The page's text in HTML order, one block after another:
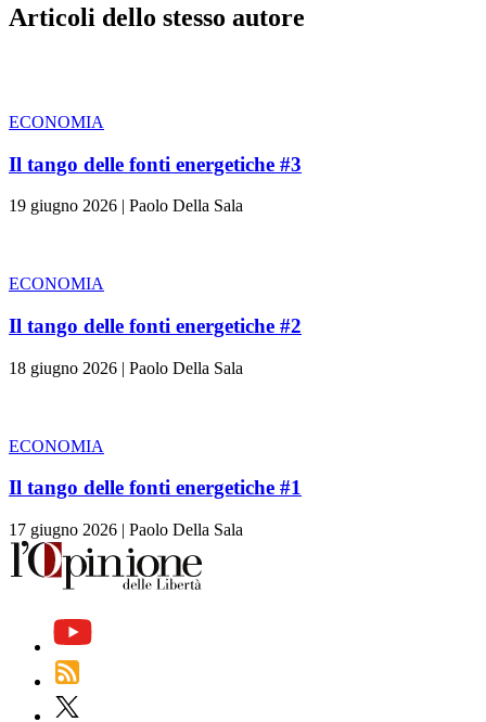
Articoli dello stesso autore
ECONOMIA
Il tango delle fonti energetiche #3
19 giugno 2026 | Paolo Della Sala
ECONOMIA
Il tango delle fonti energetiche #2
18 giugno 2026 | Paolo Della Sala
ECONOMIA
Il tango delle fonti energetiche #1
17 giugno 2026 | Paolo Della Sala